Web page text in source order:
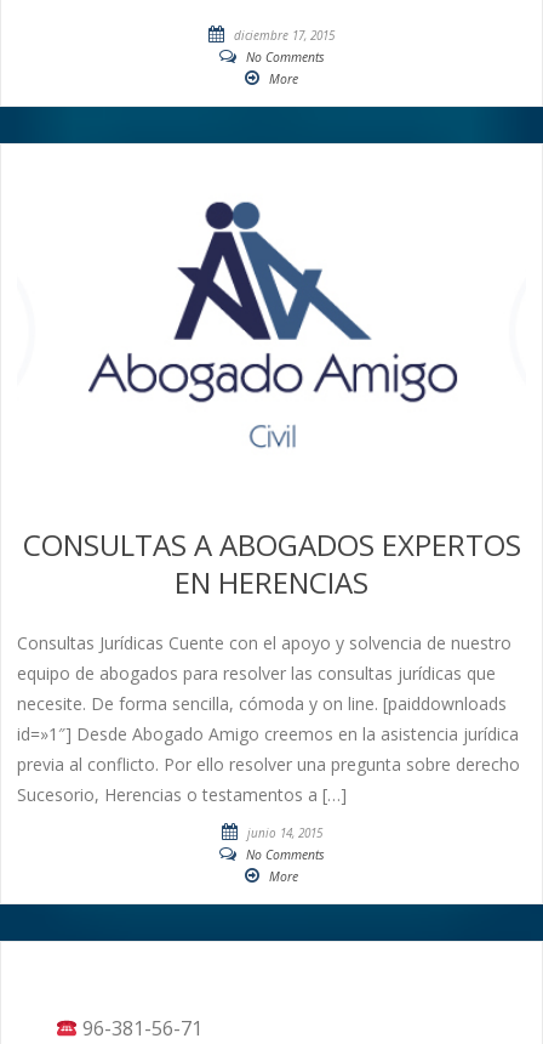
diciembre 17, 2015
No Comments
More
CONSULTAS A ABOGADOS EXPERTOS
EN HERENCIAS
Consultas Jurídicas Cuente con el apoyo y solvencia de nuestro
equipo de abogados para resolver las consultas jurídicas que
necesite. De forma sencilla, cómoda y on line. [paiddownloads
id=»1″] Desde Abogado Amigo creemos en la asistencia jurídica
previa al conflicto. Por ello resolver una pregunta sobre derecho
Sucesorio, Herencias o testamentos a […]
junio 14, 2015
No Comments
More
96-381-56-71